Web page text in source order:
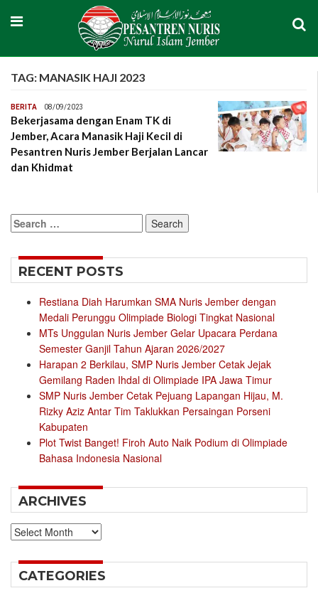
TAG: MANASIK HAJI 2023
BERITA 08/09/2023
Bekerjasama dengan Enam TK di
Jember, Acara Manasik Haji Kecil di
Pesantren Nuris Jember Berjalan Lancar
dan Khidmat
Search
for:
RECENT POSTS
Restiana Diah Harumkan SMA Nuris Jember dengan
Medali Perunggu Olimpiade Biologi Tingkat Nasional
MTs Unggulan Nuris Jember Gelar Upacara Perdana
Semester Ganjil Tahun Ajaran 2026/2027
Harapan 2 Berkilau, SMP Nuris Jember Cetak Jejak
Gemilang Raden Ihdal di Olimpiade IPA Jawa Timur
SMP Nuris Jember Cetak Pejuang Lapangan Hijau, M.
Rizky Aziz Antar Tim Taklukkan Persaingan Porseni
Kabupaten
Plot Twist Banget! Firoh Auto Naik Podium di Olimpiade
Bahasa Indonesia Nasional
ARCHIVES
Archives
CATEGORIES